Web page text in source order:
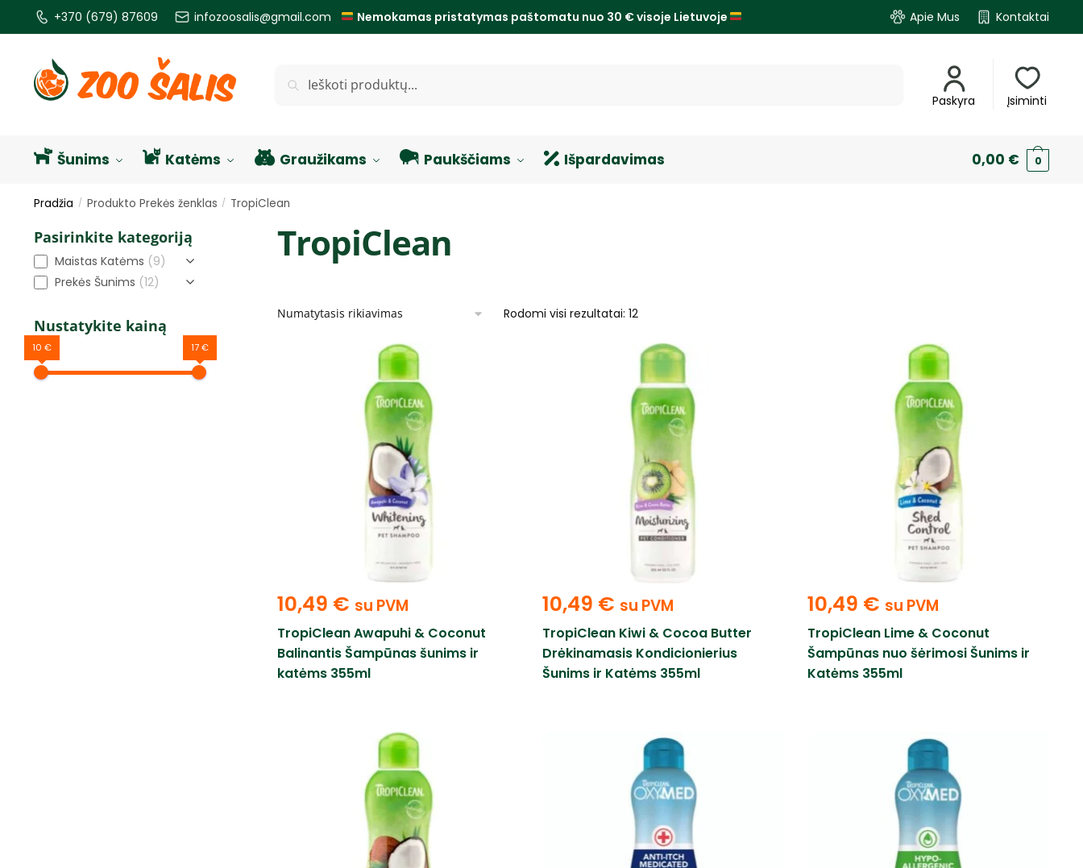
+370 (679) 87609 infozoosalis@gmail.com Nemokamas pristatymas paštomatu nuo 30 € visoje Lietuvoje Apie Mus Kontaktai
Paskyra Įsiminti
Šunims Katėms Graužikams Paukščiams Išpardavimas 0,00 € 0
Pradžia / Produkto Prekės ženklas / TropiClean
TropiClean
Rodomi visi rezultatai: 12
10,49 € su PVM
TropiClean Awapuhi & Coconut
Balinantis Šampūnas šunims ir
katėms 355ml
10,49 € su PVM
TropiClean Kiwi & Cocoa Butter
Drėkinamasis Kondicionierius
Šunims ir Katėms 355ml
10,49 € su PVM
TropiClean Lime & Coconut
Šampūnas nuo šėrimosi Šunims ir
Katėms 355ml
Pasirinkite kategoriją
Maistas Katėms (9)
Prekės Šunims (12)
Nustatykite kainą
10 € 17 €